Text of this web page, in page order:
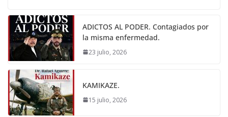
ADICTOS AL PODER. Contagiados por
la misma enfermedad.
23 julio, 2026
KAMIKAZE.
15 julio, 2026